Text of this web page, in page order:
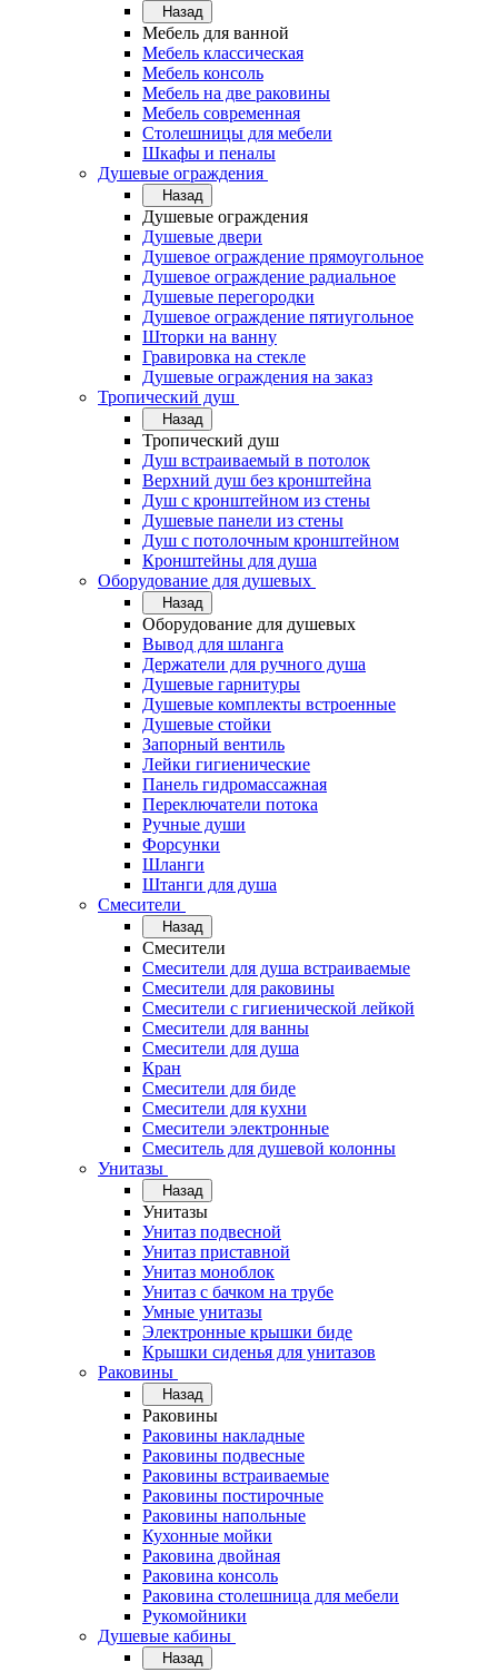
Назад
Мебель для ванной
Мебель классическая
Мебель консоль
Мебель на две раковины
Мебель современная
Столешницы для мебели
Шкафы и пеналы
Душевые ограждения
Назад
Душевые ограждения
Душевые двери
Душевое ограждение прямоугольное
Душевое ограждение радиальное
Душевые перегородки
Душевое ограждение пятиугольное
Шторки на ванну
Гравировка на стекле
Душевые ограждения на заказ
Тропический душ
Назад
Тропический душ
Душ встраиваемый в потолок
Верхний душ без кронштейна
Душ с кронштейном из стены
Душевые панели из стены
Душ с потолочным кронштейном
Кронштейны для душа
Оборудование для душевых
Назад
Оборудование для душевых
Вывод для шланга
Держатели для ручного душа
Душевые гарнитуры
Душевые комплекты встроенные
Душевые стойки
Запорный вентиль
Лейки гигиенические
Панель гидромассажная
Переключатели потока
Ручные души
Форсунки
Шланги
Штанги для душа
Смесители
Назад
Смесители
Смесители для душа встраиваемые
Смесители для раковины
Смесители с гигиенической лейкой
Смесители для ванны
Смесители для душа
Кран
Смесители для биде
Смесители для кухни
Смесители электронные
Смеситель для душевой колонны
Унитазы
Назад
Унитазы
Унитаз подвесной
Унитаз приставной
Унитаз моноблок
Унитаз с бачком на трубе
Умные унитазы
Электронные крышки биде
Крышки сиденья для унитазов
Раковины
Назад
Раковины
Раковины накладные
Раковины подвесные
Раковины встраиваемые
Раковины постирочные
Раковины напольные
Кухонные мойки
Раковина двойная
Раковина консоль
Раковина столешница для мебели
Рукомойники
Душевые кабины
Назад